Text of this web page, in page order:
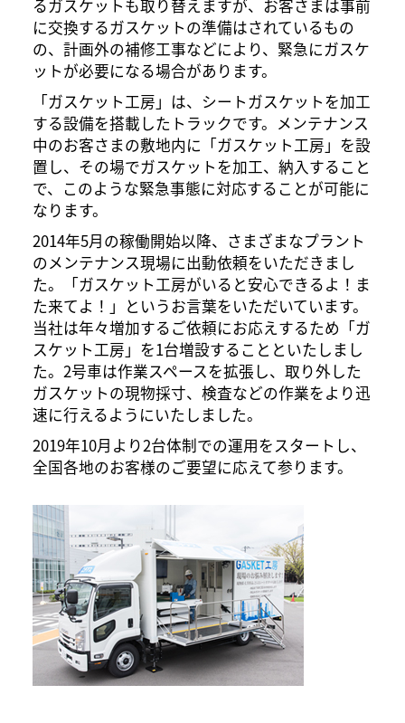
るガスケットも取り替えますが、お客さまは事前
に交換するガスケットの準備はされているもの
の、計画外の補修工事などにより、緊急にガスケ
ットが必要になる場合があります。
「ガスケット工房」は、シートガスケットを加工
する設備を搭載したトラックです。メンテナンス
中のお客さまの敷地内に「ガスケット工房」を設
置し、その場でガスケットを加工、納入すること
で、このような緊急事態に対応することが可能に
なります。
2014年5月の稼働開始以降、さまざまなプラント
のメンテナンス現場に出動依頼をいただきまし
た。「ガスケット工房がいると安心できるよ！ま
た来てよ！」というお言葉をいただいています。
当社は年々増加するご依頼にお応えするため「ガ
スケット工房」を1台増設することといたしまし
た。2号車は作業スペースを拡張し、取り外した
ガスケットの現物採寸、検査などの作業をより迅
速に行えるようにいたしました。
2019年10月より2台体制での運用をスタートし、
全国各地のお客様のご要望に応えて参ります。